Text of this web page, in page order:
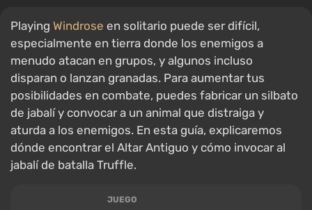
Playing Windrose en solitario puede ser difícil,
especialmente en tierra donde los enemigos a
menudo atacan en grupos, y algunos incluso
disparan o lanzan granadas. Para aumentar tus
posibilidades en combate, puedes fabricar un silbato
de jabalí y convocar a un animal que distraiga y
aturda a los enemigos. En esta guía, explicaremos
dónde encontrar el Altar Antiguo y cómo invocar al
jabalí de batalla Truffle.
JUEGO